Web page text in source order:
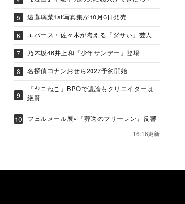
遠藤璃菜1st写真集が10月6日発売
エバース・佐々木が考える「ダサい」芸人
乃木坂46井上和『少年サンデー』登場
名探偵コナンおせち2027予約開始
『ヤニねこ』BPOで議論もクリエイターは
絶賛
フェルメール展×『葬送のフリーレン』反響
16:16更新